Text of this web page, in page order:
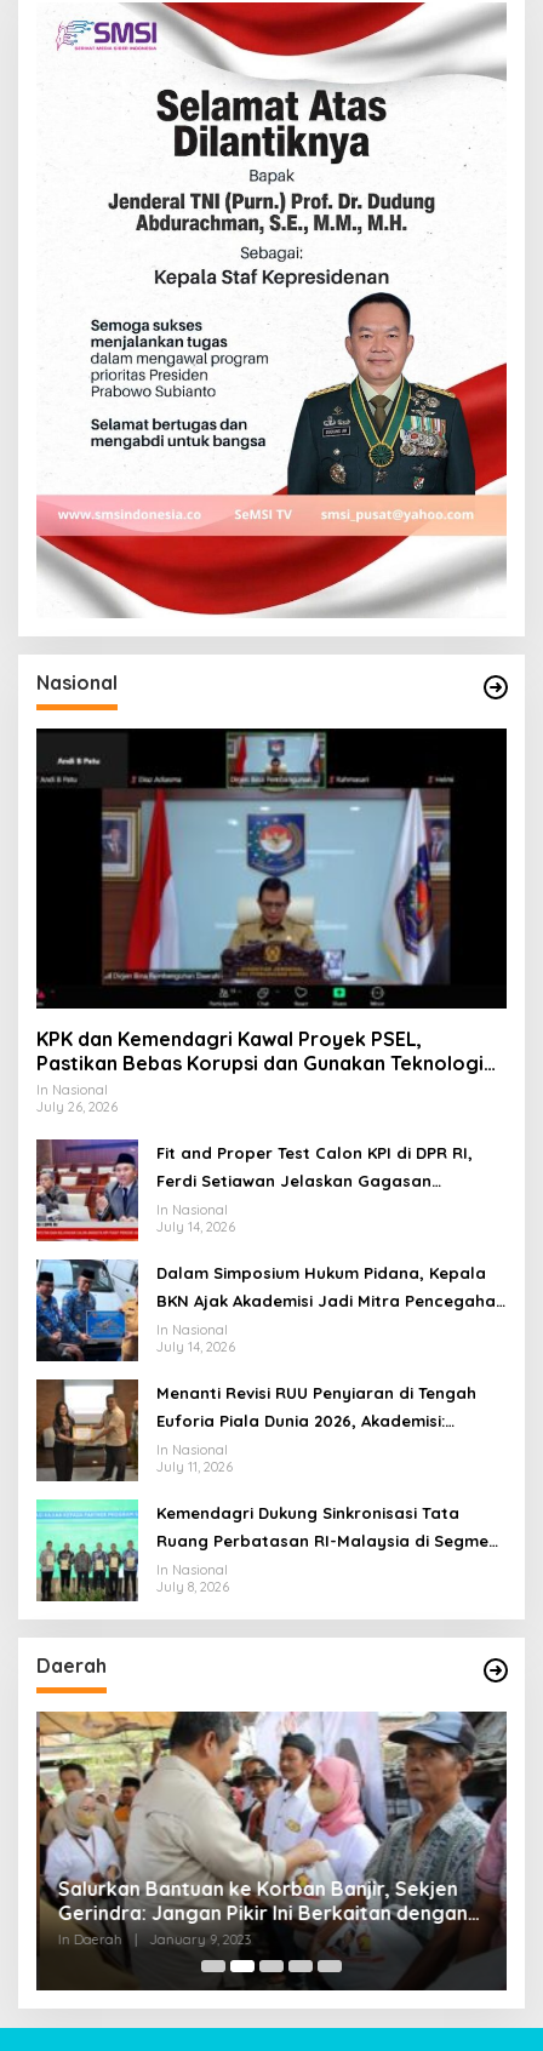
Nasional
KPK dan Kemendagri Kawal Proyek PSEL,
Pastikan Bebas Korupsi dan Gunakan Teknologi
Ramah Lingkungan
In Nasional
July 26, 2026
Fit and Proper Test Calon KPI di DPR RI,
Ferdi Setiawan Jelaskan Gagasan
Transformasi Menuju Ekosistem Penyiaran
yang Adaptif
In Nasional
July 14, 2026
Dalam Simposium Hukum Pidana, Kepala
BKN Ajak Akademisi Jadi Mitra Pencegahan
Tindak Pidana di Birokrasi
In Nasional
July 14, 2026
Menanti Revisi RUU Penyiaran di Tengah
Euforia Piala Dunia 2026, Akademisi:
Jangan Terus Jadi “Messi dan Ronaldo”
Legislasi
In Nasional
July 11, 2026
Kemendagri Dukung Sinkronisasi Tata
Ruang Perbatasan RI-Malaysia di Segmen
Sinapad-Sesai
In Nasional
July 8, 2026
Daerah
Salurkan Bantuan ke Korban Banjir, Sekjen
Gerindra: Jangan Pikir Ini Berkaitan dengan
Agenda Politik
In Daerah January 9, 2023